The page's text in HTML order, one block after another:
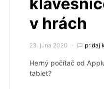
v hrách
23. júna 2020 pridaj
Herný počítač od
tablet?